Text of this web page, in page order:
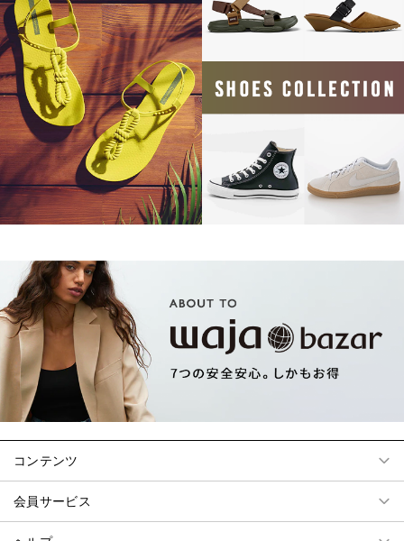
コンテンツ
会員サービス